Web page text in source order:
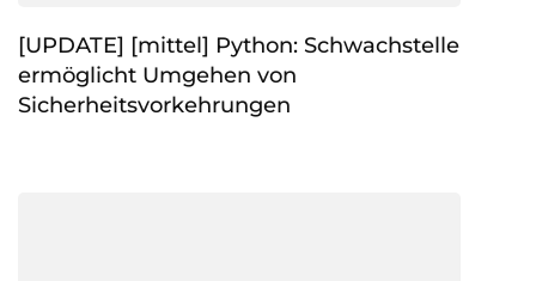
[UPDATE] [mittel] Python: Schwachstelle
ermöglicht Umgehen von
Sicherheitsvorkehrungen